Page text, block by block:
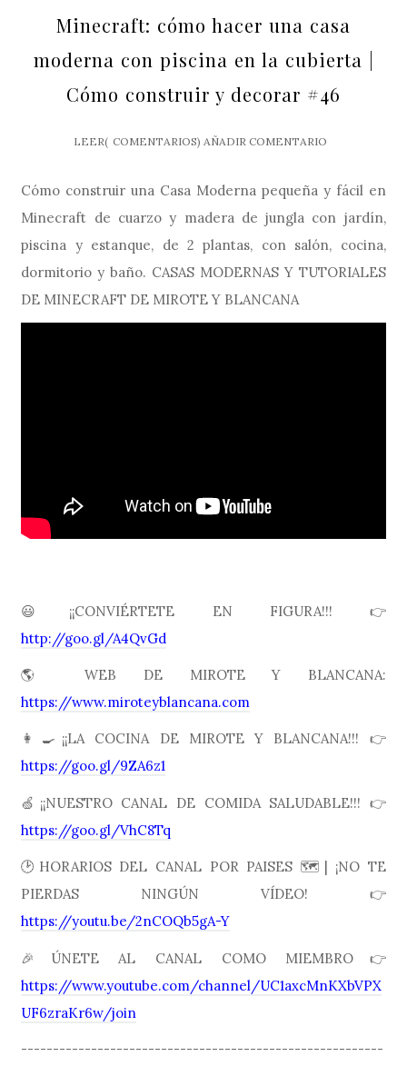
Minecraft: cómo hacer una casa
moderna con piscina en la cubierta |
Cómo construir y decorar #46
LEER( COMENTARIOS) AÑADIR COMENTARIO
Cómo construir una Casa Moderna pequeña y fácil en
Minecraft de cuarzo y madera de jungla con jardín,
piscina y estanque, de 2 plantas, con salón, cocina,
dormitorio y baño. CASAS MODERNAS Y TUTORIALES
DE MINECRAFT DE MIROTE Y BLANCANA
😃¡¡CONVIÉRTETE EN FIGURA!!! 👉
http://goo.gl/A4QvGd
🌎 WEB DE MIROTE Y BLANCANA:
https://www.miroteyblancana.com
👩🍳¡¡LA COCINA DE MIROTE Y BLANCANA!!! 👉
https://goo.gl/9ZA6z1
🍏¡¡NUESTRO CANAL DE COMIDA SALUDABLE!!! 👉
https://goo.gl/VhC8Tq
🕑HORARIOS DEL CANAL POR PAISES 🗺| ¡NO TE
PIERDAS NINGÚN VÍDEO! 👉
https://youtu.be/2nCOQb5gA-Y
🎉ÚNETE AL CANAL COMO MIEMBRO👉
https://www.youtube.com/channel/UC1axcMnKXbVPX
UF6zraKr6w/join
---------------------------------------------------------